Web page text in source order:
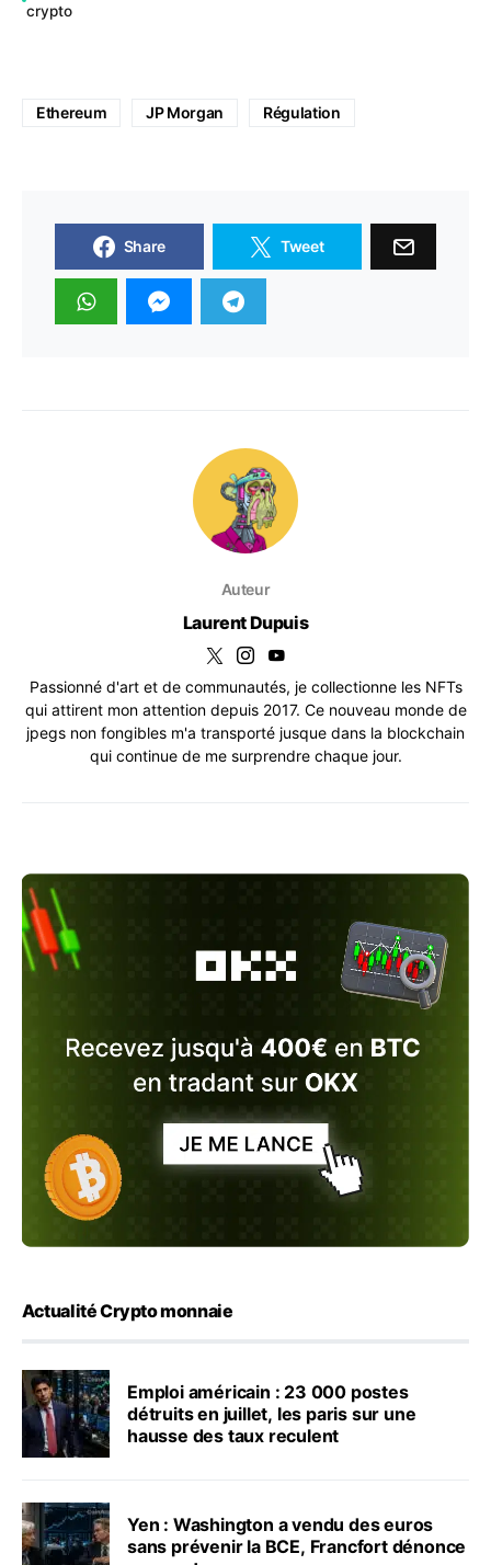
crypto
Ethereum JP Morgan Régulation
Share Tweet
Auteur
Laurent Dupuis
Passionné d'art et de communautés, je collectionne les NFTs
qui attirent mon attention depuis 2017. Ce nouveau monde de
jpegs non fongibles m'a transporté jusque dans la blockchain
qui continue de me surprendre chaque jour.
Actualité Crypto monnaie
Emploi américain : 23 000 postes
détruits en juillet, les paris sur une
hausse des taux reculent
Yen : Washington a vendu des euros
sans prévenir la BCE, Francfort dénonce